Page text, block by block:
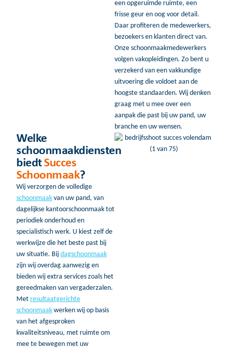
een opgeruimde ruimte, een
frisse geur en oog voor detail.
Daar profiteren de medewerkers,
bezoekers en klanten direct van.
Onze schoonmaakmedewerkers
volgen vakopleidingen. Zo bent u
verzekerd van een vakkundige
uitvoering die voldoet aan de
hoogste standaarden. Wij denken
graag met u mee over een
aanpak die past bij uw pand, uw
branche en uw wensen.
Welke
schoonmaakdiensten
biedtSucces
Schoonmaak?
Wij verzorgen de volledige
schoonmaak van uw pand, van
dagelijkse kantoorschoonmaak tot
periodiek onderhoud en
specialistisch werk. U kiest zelf de
werkwijze die het beste past bij
uw situatie. Bij dagschoonmaak
zijn wij overdag aanwezig en
bieden wij extra services zoals het
gereedmaken van vergaderzalen.
Met resultaatgerichte
schoonmaak werken wij op basis
van het afgesproken
kwaliteitsniveau, met ruimte om
mee te bewegen met uw